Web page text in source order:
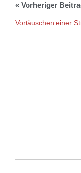
Vortäuschen einer